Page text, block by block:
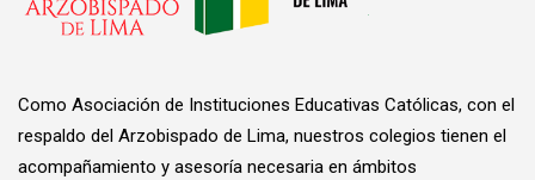
Como Asociación de Instituciones Educativas Católicas, con el
respaldo del Arzobispado de Lima, nuestros colegios tienen el
acompañamiento y asesoría necesaria en ámbitos